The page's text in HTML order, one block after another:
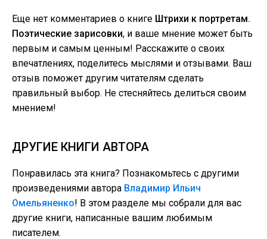
Еще нет комментариев о книге Штрихи к портретам.
Поэтические зарисовки, и ваше мнение может быть
первым и самым ценным! Расскажите о своих
впечатлениях, поделитесь мыслями и отзывами. Ваш
отзыв поможет другим читателям сделать
правильный выбор. Не стесняйтесь делиться своим
мнением!
ДРУГИЕ КНИГИ АВТОРА
Понравилась эта книга? Познакомьтесь с другими
произведениями автора Владимир Ильич
Омельяненко! В этом разделе мы собрали для вас
другие книги, написанные вашим любимым
писателем.